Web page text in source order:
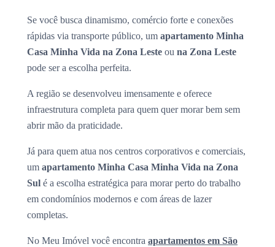
Se você busca dinamismo, comércio forte e conexões
rápidas via transporte público, um apartamento Minha
Casa Minha Vida na Zona Leste ou na Zona Leste
pode ser a escolha perfeita.
A região se desenvolveu imensamente e oferece
infraestrutura completa para quem quer morar bem sem
abrir mão da praticidade.
Já para quem atua nos centros corporativos e comerciais,
um apartamento Minha Casa Minha Vida na Zona
Sul é a escolha estratégica para morar perto do trabalho
em condomínios modernos e com áreas de lazer
completas.
No Meu Imóvel você encontra apartamentos em São